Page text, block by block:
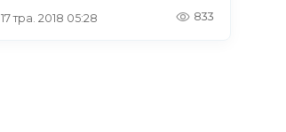
17 тра. 2018 05:28 833